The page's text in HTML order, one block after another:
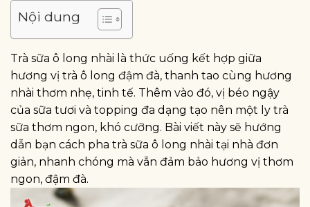
Nội dung
Trà sữa ô long nhài là thức uống kết hợp giữa
hương vị trà ô long đậm đà, thanh tao cùng hương
nhài thơm nhẹ, tinh tế. Thêm vào đó, vị béo ngậy
của sữa tươi và topping đa dạng tạo nên một ly trà
sữa thơm ngon, khó cưỡng. Bài viết này sẽ hướng
dẫn bạn cách pha trà sữa ô long nhài tại nhà đơn
giản, nhanh chóng mà vẫn đảm bảo hương vị thơm
ngon, đậm đà.